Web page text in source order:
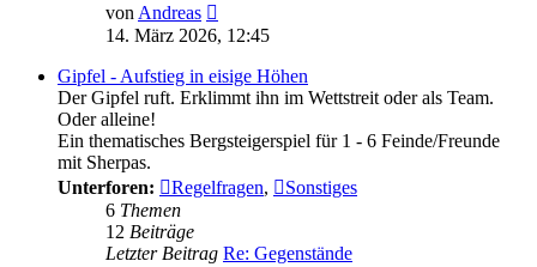
vonAndreas
Beitrag
14. März 2026, 12:45
Gipfel - Aufstieg in eisige Höhen
Der Gipfel ruft. Erklimmt ihn im Wettstreit oder als Team.
Oder alleine!
Ein thematisches Bergsteigerspiel für 1 - 6 Feinde/Freunde
mit Sherpas.
Unterforen:
Regelfragen,
Sonstiges
6 Themen
12 Beiträge
Letzter Beitrag Re: Gegenstände